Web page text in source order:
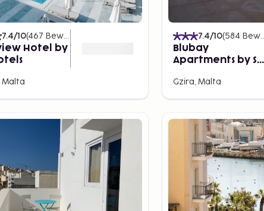
7.4/10(467 Bewertungen
Hotel by
Malta
7.4/10(584 Bewertungen
Blubay
Apartments by ST
Gzira, Malta